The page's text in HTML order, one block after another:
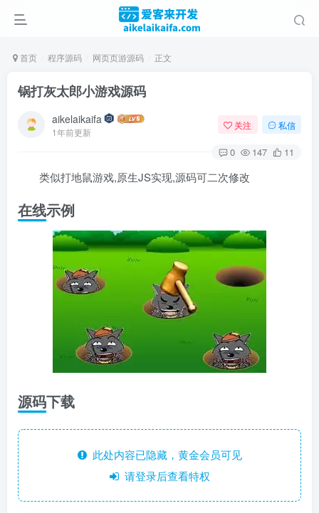
首页 程序源码 网页页游源码 正文
锅打灰太郎小游戏源码
aikelaikaifa
1年前更新
关注 私信
0 147 11
类似打地鼠游戏,原生JS实现,源码可二次修改
在线示例
源码下载
此处内容已隐藏，黄金会员可见
请登录后查看特权